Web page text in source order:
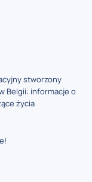
stworzony
Belgii: informacje o
życia